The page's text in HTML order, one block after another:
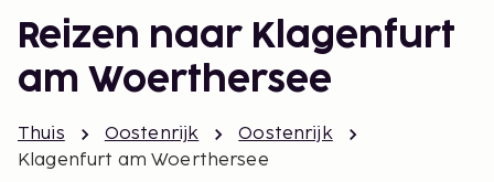
Reizen naar Klagenfurt
am Woerthersee
Thuis Oostenrijk
Oostenrijk
Klagenfurt am Woerthersee